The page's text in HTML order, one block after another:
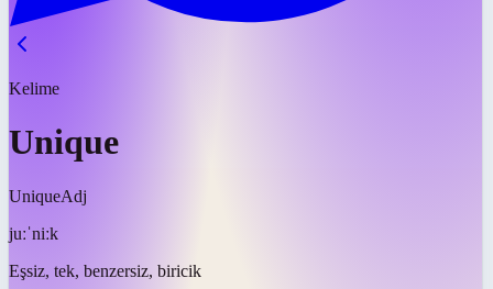
Kelime
Unique
UniqueAdj
juːˈniːk
Eşsiz, tek, benzersiz, biricik